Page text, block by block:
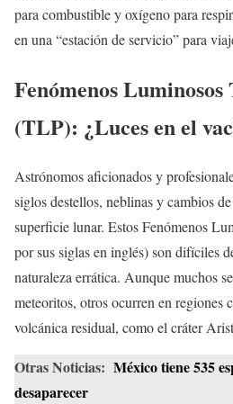
para combustible y oxígeno para
en una “estación de servicio” para
Fenómenos
(TLP): ¿Luces en el
Astrónomos aficionados y
siglos destellos, neblinas y cambios
superficie lunar. Estos Fenómenos
por sus siglas en inglés) son difíciles
naturaleza errática. Aunque muchos
meteoritos, otros ocurren en regiones
volcánica residual, como el cráter
Otras Noticias: México tiene 535
desaparecer